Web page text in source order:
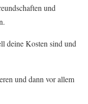
und
deine Kosten sind und
und dann vor allem